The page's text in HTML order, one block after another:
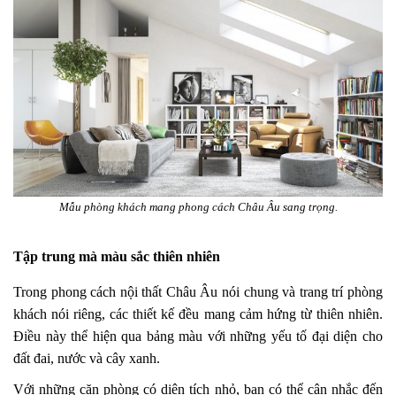
Mẫu phòng khách mang phong cách Châu Âu sang trọng.
Tập trung mà màu sắc thiên nhiên
Trong phong cách nội thất Châu Âu nói chung và trang trí phòng
khách nói riêng, các thiết kế đều mang cảm hứng từ thiên nhiên.
Điều này thể hiện qua bảng màu với những yếu tố đại diện cho
đất đai, nước và cây xanh.
Với những căn phòng có diện tích nhỏ, bạn có thể cân nhắc đến